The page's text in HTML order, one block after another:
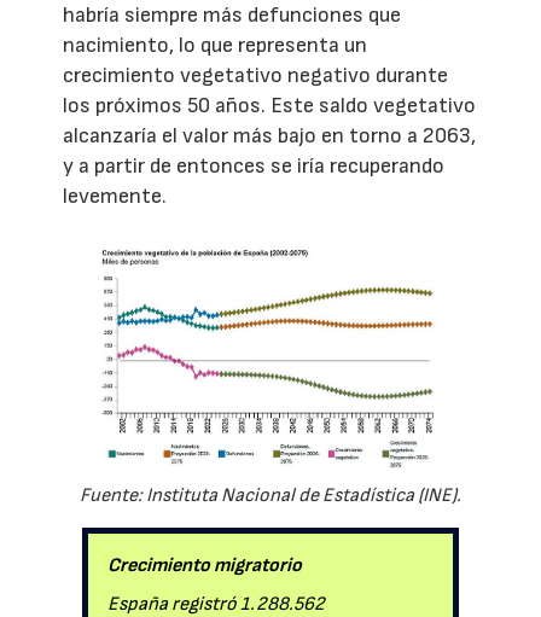
habría siempre más defunciones que
nacimiento, lo que representa un
crecimiento vegetativo negativo durante
los próximos 50 años. Este saldo vegetativo
alcanzaría el valor más bajo en torno a 2063,
y a partir de entonces se iría recuperando
levemente.
Fuente: Instituta Nacional de Estadística (INE).
Crecimiento migratorio
España registró 1.288.562